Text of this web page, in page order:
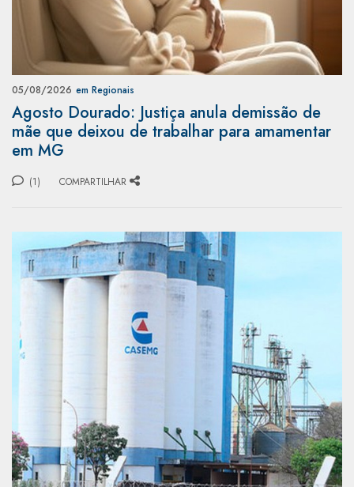
05/08/2026 em Regionais
Agosto Dourado: Justiça anula demissão de
mãe que deixou de trabalhar para amamentar
em MG
(1) COMPARTILHAR